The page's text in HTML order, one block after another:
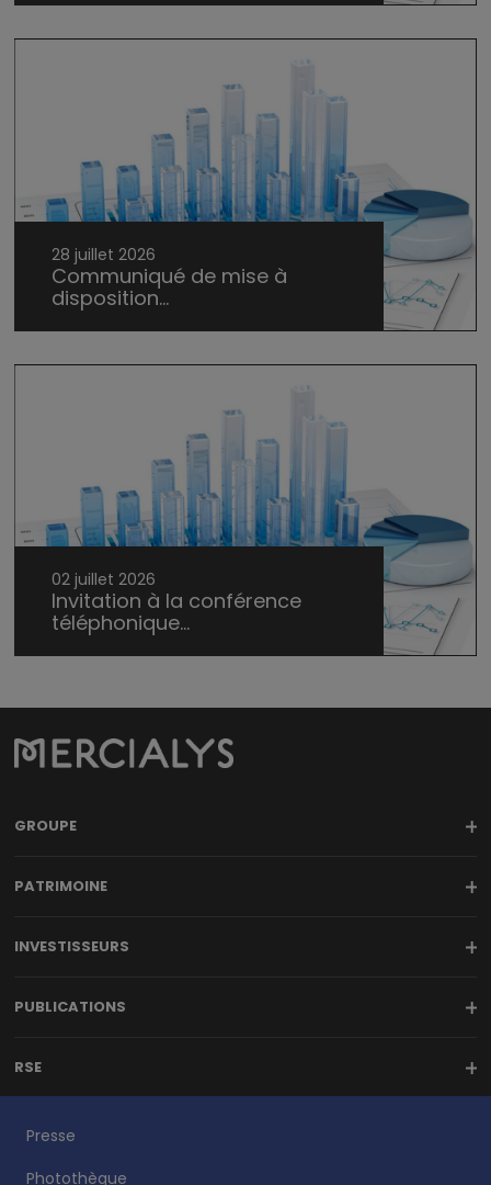
28 juillet 2026
Communiqué de mise à
disposition...
02 juillet 2026
Invitation à la conférence
téléphonique...
GROUPE
PATRIMOINE
INVESTISSEURS
PUBLICATIONS
RSE
Presse
Photothèque